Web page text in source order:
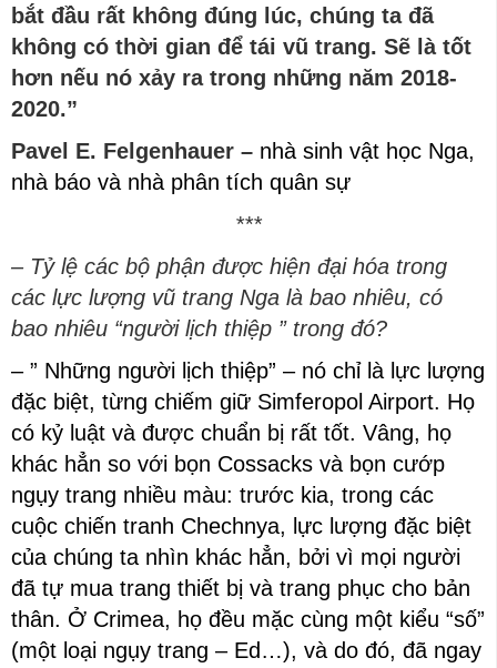
bắt đầu rất không đúng lúc, chúng ta đã
không có thời gian để tái vũ trang. Sẽ là tốt
hơn nếu nó xảy ra trong những năm 2018-
2020.”
Pavel E. Felgenhauer – nhà sinh vật học Nga,
nhà báo và nhà phân tích quân sự
***
– Tỷ lệ các bộ phận được hiện đại hóa trong
các lực lượng vũ trang Nga là bao nhiêu, có
bao nhiêu “người lịch thiệp ” trong đó?
– ” Những người lịch thiệp” – nó chỉ là lực lượng
đặc biệt, từng chiếm giữ Simferopol Airport. Họ
có kỷ luật và được chuẩn bị rất tốt. Vâng, họ
khác hẳn so với bọn Cossacks và bọn cướp
ngụy trang nhiều màu: trước kia, trong các
cuộc chiến tranh Chechnya, lực lượng đặc biệt
của chúng ta nhìn khác hẳn, bởi vì mọi người
đã tự mua trang thiết bị và trang phục cho bản
thân. Ở Crimea, họ đều mặc cùng một kiểu “số”
(một loại ngụy trang – Ed…), và do đó, đã ngay